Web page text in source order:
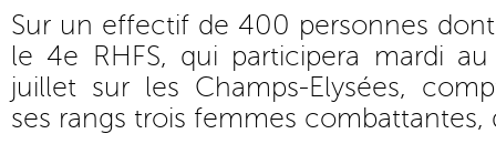
Sur un effectif de 400 personnes
le 4e RHFS, qui participera mardi
juillet sur les Champs-Elysées,
ses rangs trois femmes combattantes,